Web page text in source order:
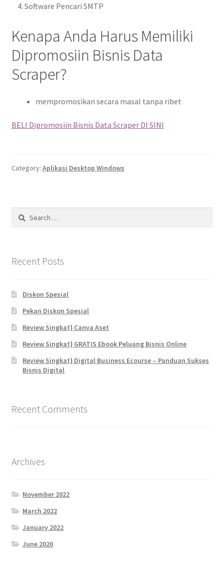
4. Software Pencari SMTP
Kenapa Anda Harus Memiliki
Dipromosiin Bisnis Data
Scraper?
mempromosikan secara masal tanpa ribet
BELI Dipromosiin Bisnis Data Scraper DI SINI
Category: Aplikasi Desktop Windows
Search
Recent Posts
Diskon Spesial
Pekan Diskon Spesial
Review Singkat} Canva Aset
Review Singkat} GRATIS Ebook Peluang Bisnis Online
Review Singkat} Digital Business Ecourse – Panduan Sukses
Bisnis Digital
Recent Comments
Archives
November 2022
March 2022
January 2022
June 2020